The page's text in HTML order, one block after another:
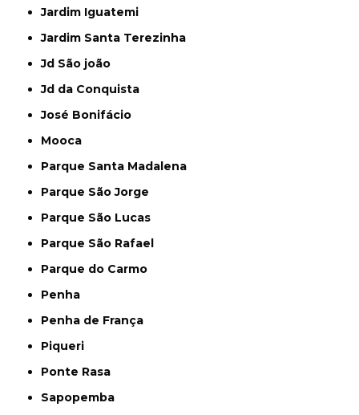
Jardim Iguatemi
Jardim Santa Terezinha
Jd São joão
Jd da Conquista
José Bonifácio
Mooca
Parque Santa Madalena
Parque São Jorge
Parque São Lucas
Parque São Rafael
Parque do Carmo
Penha
Penha de França
Piqueri
Ponte Rasa
Sapopemba